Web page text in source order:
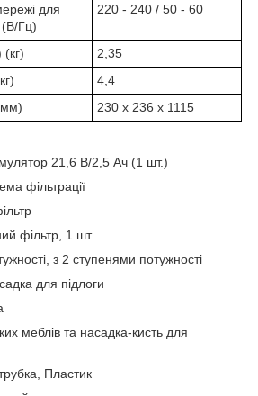
для
(В/Гц)
220 - 240 / 50 - 60
2,35
4,4
230 x 236 x 1115
21,6 В/2,5 Ач (1 шт.)
фільтрації
фільтр, 1 шт.
з 2 ступенями потужності
для підлоги
меблів та насадка-кисть для
Пластик